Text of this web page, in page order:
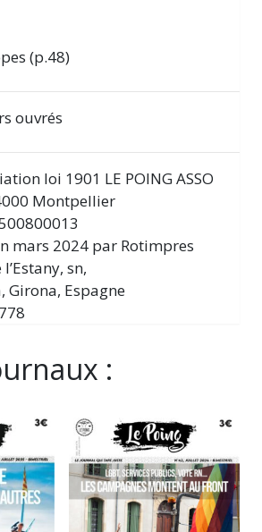
(p.48)
ouvrés
loi 1901 LE POING ASSO
Montpellier
mars 2024 par Rotimpres
sn,
Girona, Espagne
: